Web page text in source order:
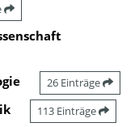
26 Einträge
113 Einträge